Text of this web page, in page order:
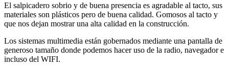
El salpicadero sobrio y de buena presencia es agradable al tacto, sus
materiales son plásticos pero de buena calidad. Gomosos al tacto y
que nos dejan mostrar una alta calidad en la construcción.
Los sistemas multimedia están gobernados mediante una pantalla de
generoso tamaño donde podemos hacer uso de la radio, navegador e
incluso del WIFI.